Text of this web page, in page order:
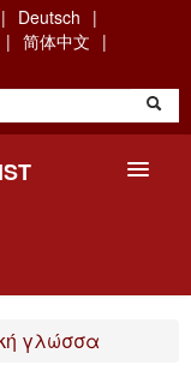
Deutsch
简体中文
γλώσσα